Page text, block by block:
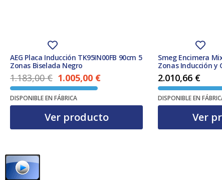
AEG Placa Inducción TK95IN00FB 90cm 5
Zonas Biselada Negro
1.183,00€
El precio original era: 1.183,00 €.
1.005,00 €
DISPONIBLE EN FÁBRICA
Ver producto
Smeg Encimera
Zonas Inducción y
Clásica Negra
2.010,66 €
DISPONIBLE EN
Ver